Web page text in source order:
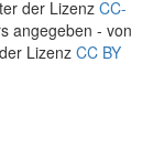
der Lizenz CC-
angegeben - von
Lizenz CC BY